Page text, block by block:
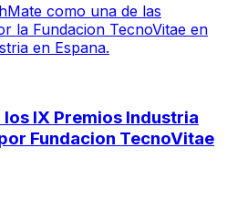
como una de las
la Fundacion TecnoVitae en
en Espana.
IX Premios Industria
Fundacion TecnoVitae